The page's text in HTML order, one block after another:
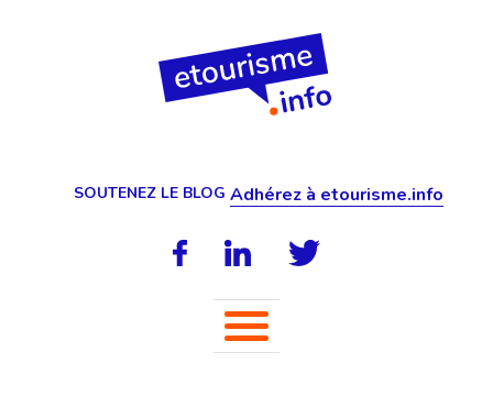
SOUTENEZ LE BLOG Adhérez à etourisme.info